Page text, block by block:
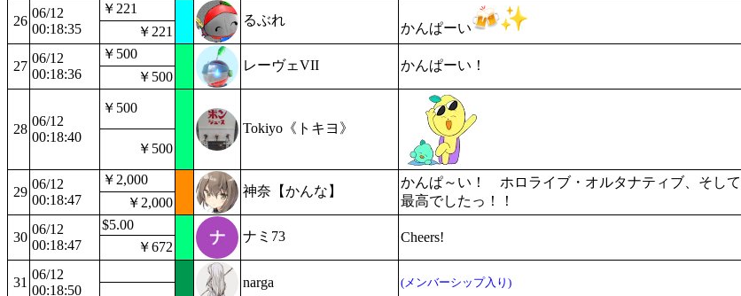
26
06/12
00:18:35
￥221
るぶれ
かんぱーい
￥221
27
06/12
00:18:36
￥500
レーヴェVII かんぱーい！
￥500
28
06/12
00:18:40
￥500
Tokiyo《トキヨ》
￥500
29
06/12
00:18:47
￥2,000
神奈【かんな】
かんぱ～い！ ホロライブ・オルタナティブ、そし
最高でしたっ！！
￥2,000
30
06/12
00:18:47
$5.00
ナミ73 Cheers!
￥672
31
06/12
00:18:50
narga (メンバーシップ入り)